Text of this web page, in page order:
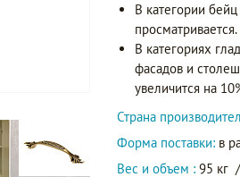
В категории
просматривается.
В категориях
фасадов и
увеличится на
Страна
Форма поставки: в
Вес и объем : 95 кг /